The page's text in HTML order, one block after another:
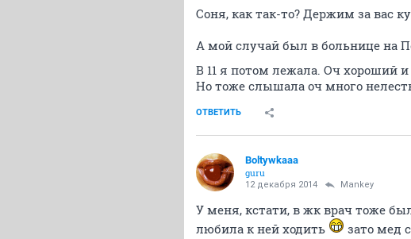
Соня, как так-то? Держим за вас
А мой случай был в больнице на
В 11 я потом лежала. Оч хороший
Но тоже слышала оч много
ОТВЕТИТЬ
Boltywkaaa
guru
12 декабря 2014 Mankey
У меня, кстати, в жк врач тоже
любила к ней ходить
зато мед